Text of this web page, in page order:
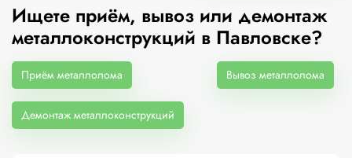
Ищете приём, вывоз или демонтаж
металлоконструкций в Павловске?
Приём металлолома Вывоз металлолома
Демонтаж металлоконструкций